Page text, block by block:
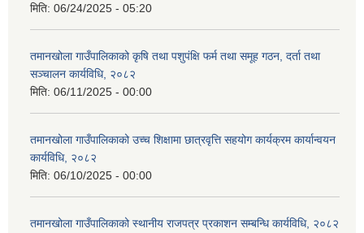
मिति: 06/24/2025 - 05:20
तमानखोला गाउँपालिकाको कृषि तथा पशुपंक्षि फर्म तथा समूह गठन, दर्ता तथा
सञ्चालन कार्यविधि, २०८२
मिति: 06/11/2025 - 00:00
तमानखोला गाउँपालिकाको उच्च शिक्षामा छात्रवृत्ति सहयोग कार्यक्रम कार्यान्वयन
कार्यविधि, २०८२
मिति: 06/10/2025 - 00:00
तमानखोला गाउँपालिकाको स्थानीय राजपत्र प्रकाशन सम्बन्धि कार्यविधि, २०८२